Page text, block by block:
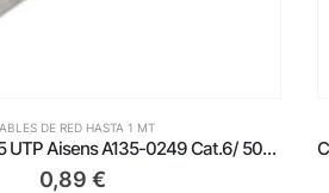
CABLES DE RED HASTA 1 MT
0,59€